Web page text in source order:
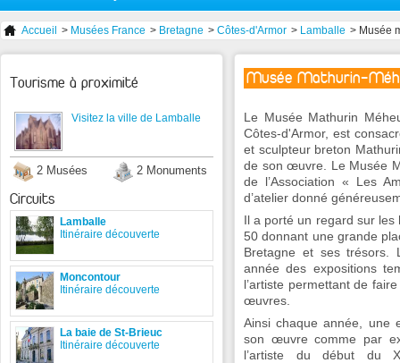
Accueil > Musées France > Bretagne > Côtes-d'Armor > Lamballe > Musée
Musée Mathurin-
Le Musée Mathurin
Côtes-d'Armor, est
et sculpteur breton
de son œuvre. Le Musée
de l’Association « Les
d’atelier donné
Il a porté un regard sur les
50 donnant une grande
Bretagne et ses trésors.
année des expositions
l’artiste permettant de
œuvres.
Ainsi chaque année, une
son œuvre comme par
l’artiste du début du
Tourisme à proximité
Visitez la ville de Lamballe
2 Musées 2 Monuments
Circuits
Lamballe
Itinéraire découverte
Moncontour
Itinéraire découverte
La baie de St-Brieuc
Itinéraire découverte